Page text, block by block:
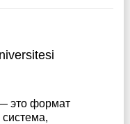
это формат